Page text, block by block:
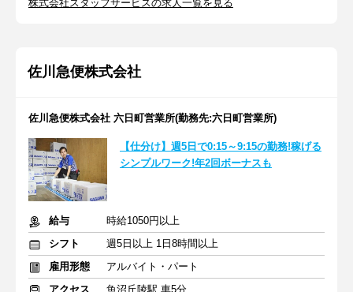
株式会社スタッフサービスの求人一覧を見る
佐川急便株式会社
佐川急便株式会社 六日町営業所(勤務先:六日町営業所)
【仕分け】週5日で0:15～9:15の勤務!稼げる
シンプルワーク!年2回ボーナスも
給与
時給1050円以上
シフト
週5日以上 1日8時間以上
雇用形態
アルバイト・パート
アクセス
魚沼丘陵駅 車5分